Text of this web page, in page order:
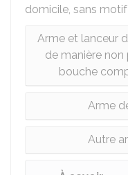
domicile, sans
Arme et lanceur
de manière
bouche
Arme
Autre